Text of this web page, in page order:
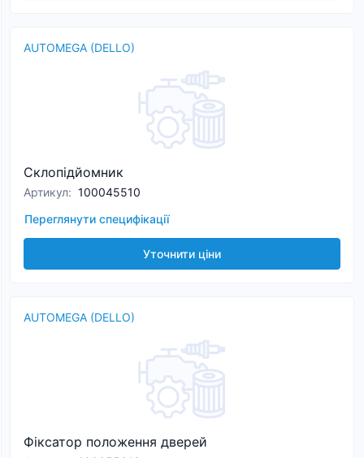
AUTOMEGA (DELLO)
Склопідйомник
Артикул: 100045510
Переглянути специфікації
Уточнити ціни
AUTOMEGA (DELLO)
Фіксатор положення дверей